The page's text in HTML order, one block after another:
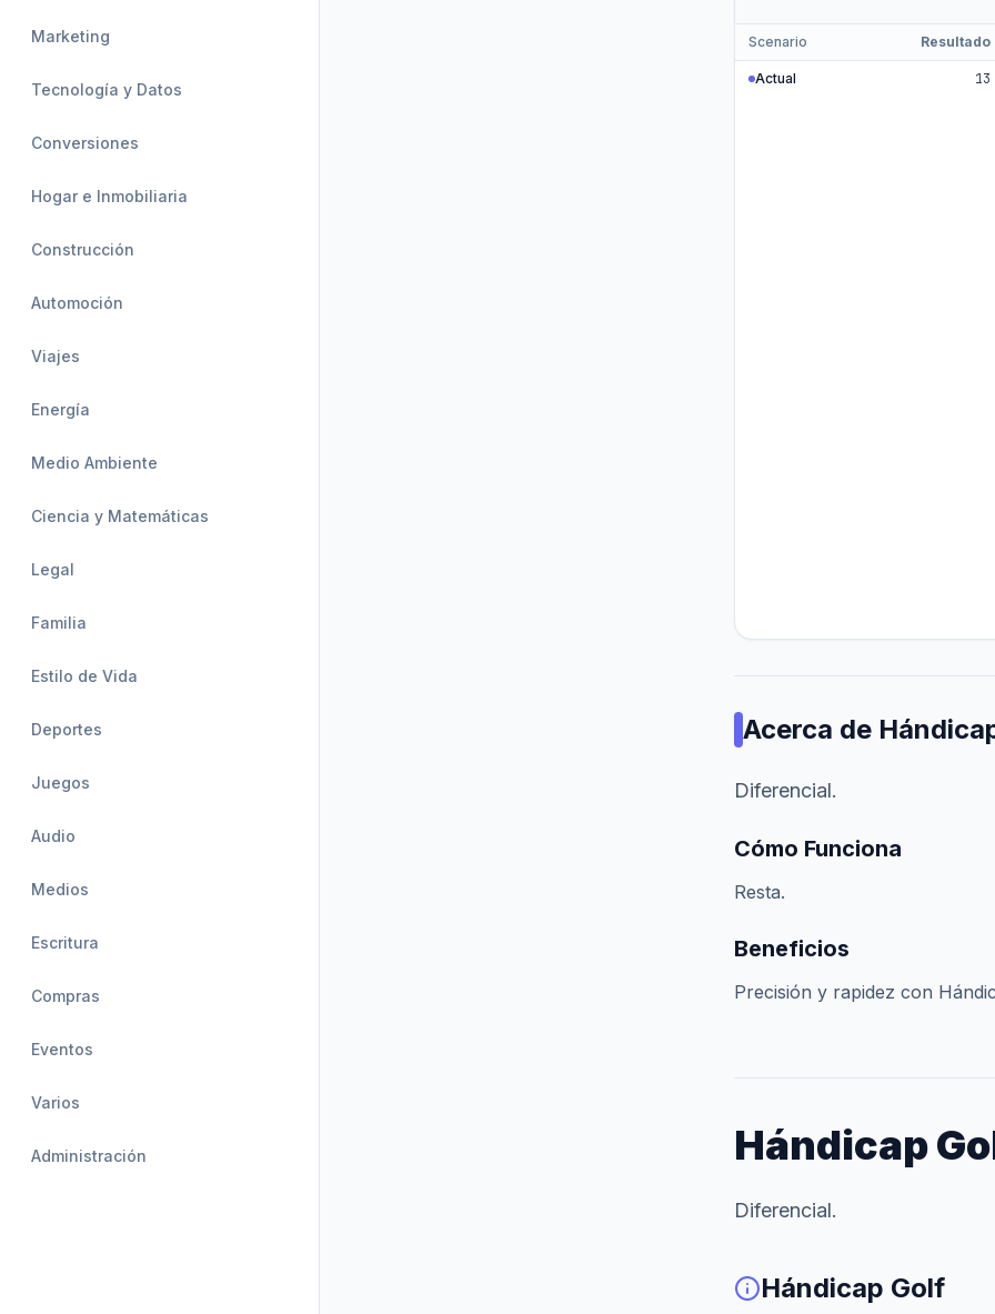
Marketing
Tecnología y Datos
Conversiones
Hogar e Inmobiliaria
Construcción
Automoción
Viajes
Energía
Medio Ambiente
Ciencia y Matemáticas
Legal
Familia
Estilo de Vida
Deportes
Juegos
Audio
Medios
Escritura
Compras
Eventos
Varios
Administración
Scenario Resultado
Actual 13
Acerca de
Diferencial.
Cómo Funciona
Resta.
Beneficios
Precisión y rapidez con
Hándicap
Diferencial.
Hándicap Golf